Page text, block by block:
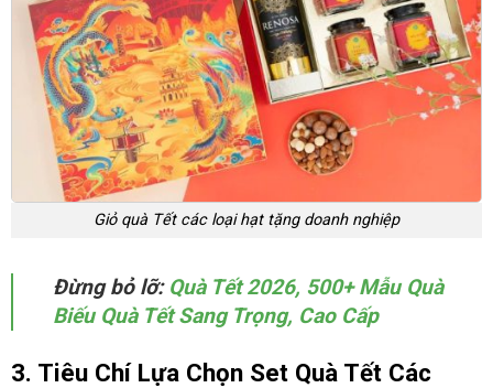
Giỏ quà Tết các loại hạt tặng doanh nghiệp
Đừng bỏ lỡ: Quà Tết 2026, 500+ Mẫu Quà
Biếu Quà Tết Sang Trọng, Cao Cấp
3. Tiêu Chí Lựa Chọn Set Quà Tết Các